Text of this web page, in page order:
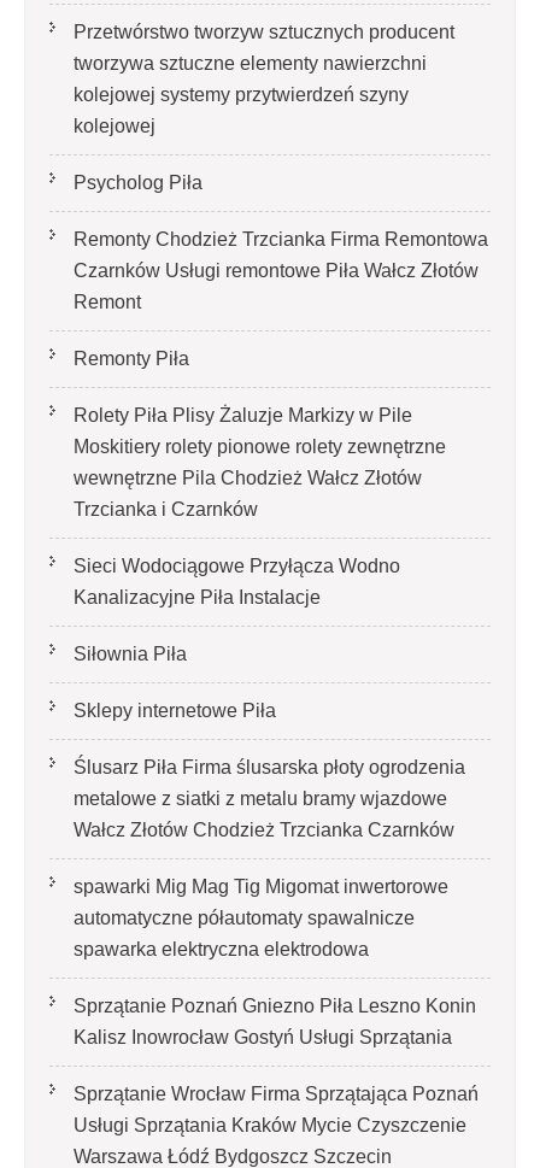
Przetwórstwo tworzyw sztucznych producent
tworzywa sztuczne elementy nawierzchni
kolejowej systemy przytwierdzeń szyny
kolejowej
Psycholog Piła
Remonty Chodzież Trzcianka Firma Remontowa
Czarnków Usługi remontowe Piła Wałcz Złotów
Remont
Remonty Piła
Rolety Piła Plisy Żaluzje Markizy w Pile
Moskitiery rolety pionowe rolety zewnętrzne
wewnętrzne Pila Chodzież Wałcz Złotów
Trzcianka i Czarnków
Sieci Wodociągowe Przyłącza Wodno
Kanalizacyjne Piła Instalacje
Siłownia Piła
Sklepy internetowe Piła
Ślusarz Piła Firma ślusarska płoty ogrodzenia
metalowe z siatki z metalu bramy wjazdowe
Wałcz Złotów Chodzież Trzcianka Czarnków
spawarki Mig Mag Tig Migomat inwertorowe
automatyczne półautomaty spawalnicze
spawarka elektryczna elektrodowa
Sprzątanie Poznań Gniezno Piła Leszno Konin
Kalisz Inowrocław Gostyń Usługi Sprzątania
Sprzątanie Wrocław Firma Sprzątająca Poznań
Usługi Sprzątania Kraków Mycie Czyszczenie
Warszawa Łódź Bydgoszcz Szczecin